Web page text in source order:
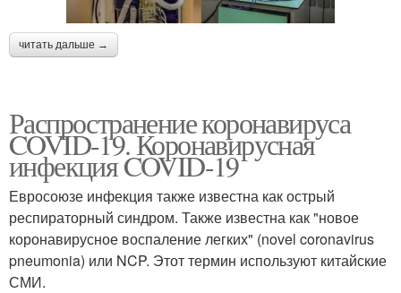
читать дальше →
Распространение коронавируса
COVID-19. Коронавирусная
инфекция COVID-19
Евросоюзе инфекция также известна как острый
респираторный синдром. Также известна как "новое
коронавирусное воспаление легких" (novel coronavirus
pneumonia) или NCP. Этот термин используют китайские
СМИ.